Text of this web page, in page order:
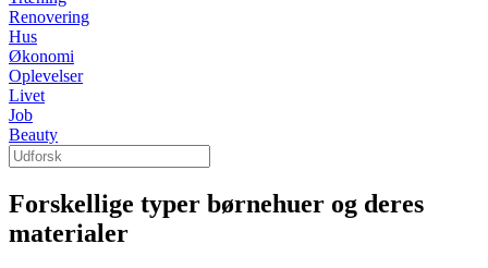
Renovering
Hus
Økonomi
Oplevelser
Livet
Job
Beauty
Forskellige typer børnehuer og deres
materialer